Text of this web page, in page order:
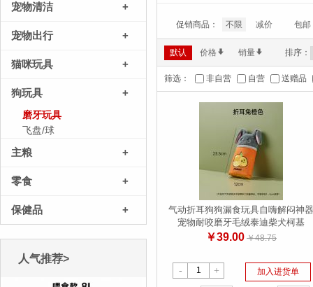
宠物清洁 +
宠物出行 +
猫咪玩具 +
狗玩具 +
磨牙玩具
飞盘/球
主粮 +
零食 +
保健品 +
人气推荐>
促销商品： 不限 减价 包邮
默认 价格 * 销量* 排序：
筛选： 非自营 自营 送赠品
气动折耳狗狗漏食玩具自嗨解闷神器
宠物耐咬磨牙毛绒泰迪柴犬柯基
￥39.00 ￥48.75
- + 加入进货单